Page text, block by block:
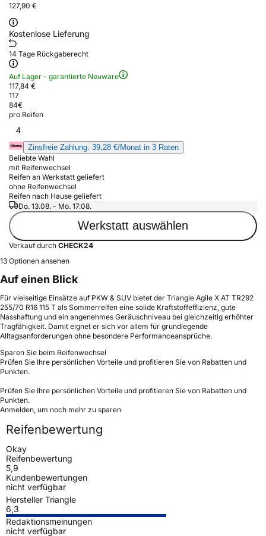
127,90 €
Kostenlose Lieferung
14 Tage Rückgaberecht
Auf Lager - garantierte Neuware
117,84 €
117
84€
pro Reifen
4
Zinsfreie Zahlung: 39,28 €/Monat in 3 Raten
Beliebte Wahl
mit Reifenwechsel
Reifen an Werkstatt geliefert
ohne Reifenwechsel
Reifen nach Hause geliefert
Do. 13.08. - Mo. 17.08.
Werkstatt auswählen
Verkauf durch CHECK24
13 Optionen ansehen
Auf einen Blick
Für vielseitige Einsätze auf PKW & SUV bietet der Triangle Agile X AT TR292
255/70 R16 115 T als Sommerreifen eine solide Kraftstoffeffizienz, gute
Nasshaftung und ein angenehmes Geräuschniveau bei gleichzeitig erhöhter
Tragfähigkeit. Damit eignet er sich vor allem für grundlegende
Alltagsanforderungen ohne besondere Performanceansprüche.
Sparen Sie beim Reifenwechsel
Prüfen Sie Ihre persönlichen Vorteile und profitieren Sie von Rabatten und
Punkten.
Prüfen Sie Ihre persönlichen Vorteile und profitieren Sie von Rabatten und
Punkten.
Anmelden, um noch mehr zu sparen
Reifenbewertung
Okay
Reifenbewertung
5,9
Kundenbewertungen
nicht verfügbar
Hersteller Triangle
6,3
Redaktionsmeinungen
nicht verfügbar